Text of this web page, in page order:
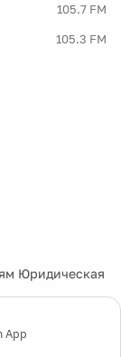
105.7 FM
105.3 FM
Юридическая
App